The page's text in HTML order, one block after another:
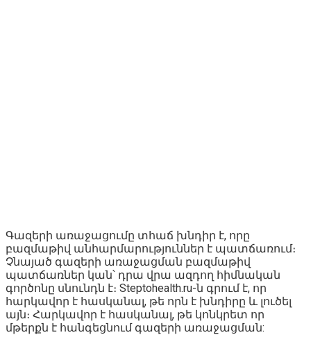
Գազերի առաջացումը տհաճ խնդիր է, որը
բազմաթիվ անհարմարություններ է պատճառում։
Չնայած գազերի առաջացման բազմաթիվ
պատճառներ կան՝ դրա վրա ազդող հիմնական
գործոնը սնունդն է։ Steptohealth.ru-ն գրում է, որ
հարկավոր է հասկանալ, թե որն է խնդիրը և լուծել
այն։ Հարկավոր է հասկանալ, թե կոնկրետ որ
մթերքն է հանգեցնում գազերի առաջացման: